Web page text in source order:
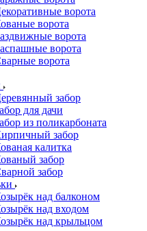
ворота
ворота
ворота
ворота
ворота
забор
для дачи
из поликарбоната
забор
калитка
забор
забор
над балконом
над входом
над крыльцом